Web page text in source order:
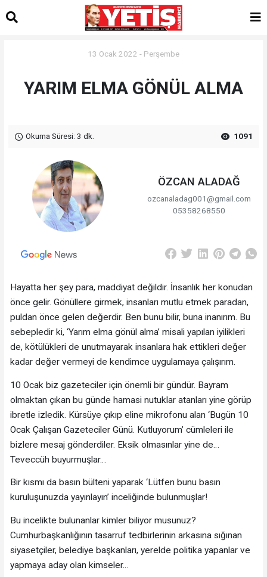
13 Ocak 2022 - Perşembe
YARIM ELMA GÖNÜL ALMA
Okuma Süresi: 3 dk. 1091
ÖZCAN ALADAĞ
ozcanaladag001@gmail.com
05358268550
Hayatta her şey para, maddiyat değildir. İnsanlık her konudan
önce gelir. Gönüllere girmek, insanları mutlu etmek paradan,
puldan önce gelen değerdir. Ben bunu bilir, buna inanırım. Bu
sebepledir ki, ‘Yarım elma gönül alma’ misali yapılan iyilikleri
de, kötülükleri de unutmayarak insanlara hak ettikleri değer
kadar değer vermeyi de kendimce uygulamaya çalışırım.
10 Ocak biz gazeteciler için önemli bir gündür. Bayram
olmaktan çıkan bu günde hamasi nutuklar atanları yine görüp
ibretle izledik. Kürsüye çıkıp eline mikrofonu alan ‘Bugün 10
Ocak Çalışan Gazeteciler Günü. Kutluyorum’ cümleleri ile
bizlere mesaj gönderdiler. Eksik olmasınlar yine de…
Teveccüh buyurmuşlar…
Bir kısmı da basın bülteni yaparak ‘Lütfen bunu basın
kuruluşunuzda yayınlayın’ inceliğinde bulunmuşlar!
Bu incelikte bulunanlar kimler biliyor musunuz?
Cumhurbaşkanlığının tasarruf tedbirlerinin arkasına sığınan
siyasetçiler, belediye başkanları, yerelde politika yapanlar ve
yapmaya aday olan kimseler…